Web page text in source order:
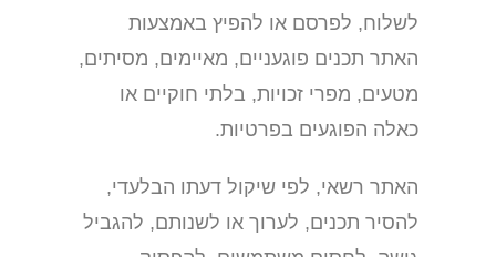
לשלוח, לפרסם או להפיץ באמצעות
האתר תכנים פוגעניים, מאיימים, מסיתים,
מטעים, מפרי זכויות, בלתי חוקיים או
כאלה הפוגעים בפרטיות.
האתר רשאי, לפי שיקול דעתו הבלעדי,
להסיר תכנים, לערוך או לשנותם, להגביל